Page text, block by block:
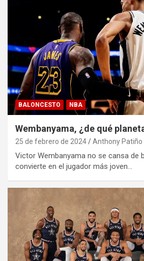
BALONCESTO NBA
Wembanyama, ¿de qué
25 de febrero de 2024 Anthony Patiño
Victor Wembanyama no se cansa de
convierte en el jugador más joven…